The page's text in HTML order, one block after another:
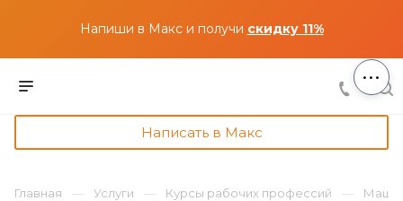
Напиши в Макс и получи скидку 11%
Написать в Макс
Главная Услуги Курсы рабочих профессий
...